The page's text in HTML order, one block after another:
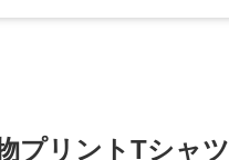
プリントTシャツ